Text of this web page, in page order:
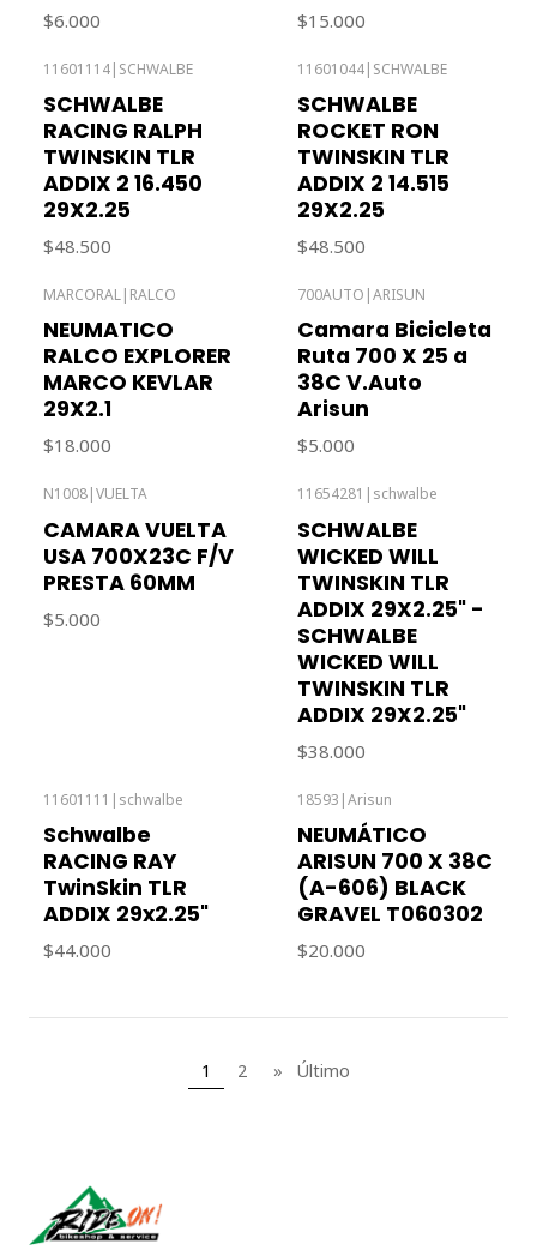
$6.000 $15.000
11601114| SCHWALBE
SCHWALBE
RACING RALPH
TWINSKIN TLR
ADDIX 2 16.450
29X2.25
$48.500
11601044| SCHWALBE
SCHWALBE
ROCKET RON
TWINSKIN TLR
ADDIX 2 14.515
29X2.25
$48.500
MARCORAL| RALCO
NEUMATICO
RALCO EXPLORER
MARCO KEVLAR
29X2.1
$18.000
700AUTO |ARISUN
Camara Bicicleta
Ruta 700 X 25 a
38C V.Auto
Arisun
$5.000
N1008 VUELTA
CAMARA VUELTA
USA 700X23C F/V
PRESTA 60MM
$5.000
11654281 schwalbe
SCHWALBE
WICKED WILL
TWINSKIN TLR
ADDIX 29X2.25" -
SCHWALBE
WICKED WILL
TWINSKIN TLR
ADDIX 29X2.25"
$38.000
11601111 | schwalbe
Schwalbe
RACING RAY
TwinSkin TLR
ADDIX 29x2.25"
$44.000
18593 |Arisun
NEUMÁTICO
ARISUN 700 X 38C
(A-606) BLACK
GRAVEL T060302
$20.000
1 2 » Último